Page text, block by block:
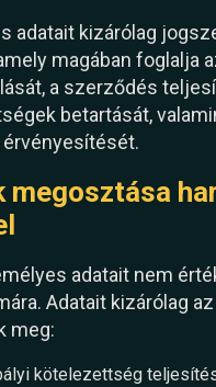
adatait kizárólag
magában foglalja
a szerződés
betartását,
megosztása
adatait nem
Adatait kizárólag
meg:
kötelezettség